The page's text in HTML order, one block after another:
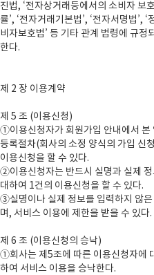
진법, ‘전자상거래등에서의 소비자 보
률’, ‘전자거래기본법’, ‘전자서명법’,
비자보호법’ 등 기타 관계 법령에 규
한다.
제 2 장 이용계약
제 5 조 (이용신청)
①이용신청자가 회원가입 안내에서 본
등록절차(회사의 소정 양식의 가입 신
이용신청을 할 수 있다.
②이용신청자는 반드시 실명과 실제
대하여 1건의 이용신청을 할 수 있다.
③실명이나 실제 정보를 입력하지 않
며, 서비스 이용에 제한을 받을 수 있다.
제 6 조 (이용신청의 승낙)
①회사는 제5조에 따른 이용신청자에
하여 서비스 이용을 승낙한다.